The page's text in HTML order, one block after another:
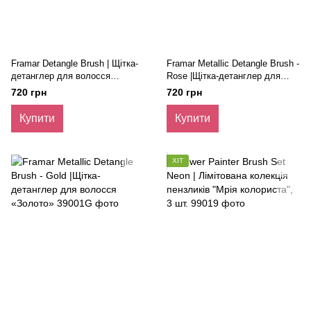
Framar Detangle Brush | Щітка-
детанглер для волосся
«Викрадач Різдва» | Resting
Grinch Face
720 грн
Купити
Framar Metallic Detangle Brush -
Rose |Щітка-детанглер для
волосся «Рожеве Золото»
720 грн
Купити
ХІТ